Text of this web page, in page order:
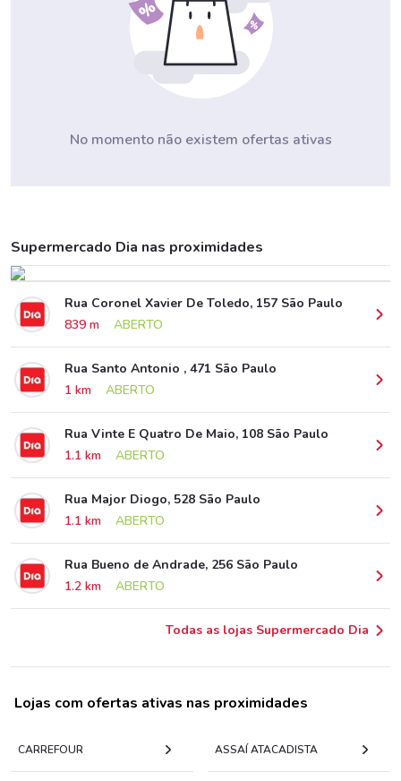
No momento não existem ofertas ativas
Supermercado Dia nas proximidades
Rua Coronel Xavier De Toledo, 157 São Paulo
839 m
ABERTO
Rua Santo Antonio , 471 São Paulo
1 km
ABERTO
Rua Vinte E Quatro De Maio, 108 São Paulo
1.1 km
ABERTO
Rua Major Diogo, 528 São Paulo
1.1 km
ABERTO
Rua Bueno de Andrade, 256 São Paulo
1.2 km
ABERTO
Todas as lojas Supermercado Dia
Lojas com ofertas ativas nas proximidades
CARREFOUR ASSAÍ ATACADISTA